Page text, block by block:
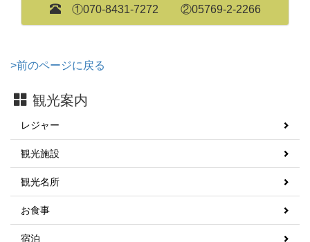
①070-8431-7272 ②05769-2-2266
>前のページに戻る
観光案内
レジャー
観光施設
観光名所
お食事
宿泊